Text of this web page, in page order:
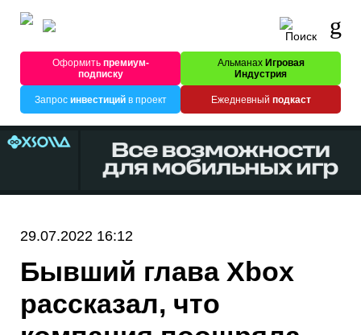
Оформитьпремиум-
подписку
Альманах Игровая
Индустрия
Запрос инвестицийв проект Ежедневный подкаст
29.07.2022 16:12
Бывший глава Xbox
рассказал, что